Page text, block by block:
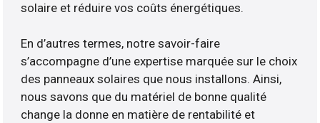
solaire et réduire vos coûts énergétiques.
En d’autres termes, notre savoir-faire
s’accompagne d’une expertise marquée sur le choix
des panneaux solaires que nous installons. Ainsi,
nous savons que du matériel de bonne qualité
change la donne en matière de rentabilité et